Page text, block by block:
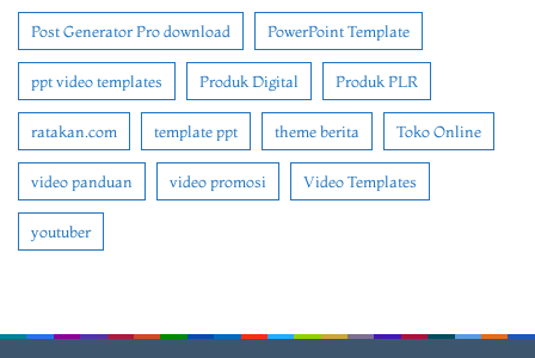
Post Generator Pro download PowerPoint Template
ppt video templates Produk Digital Produk PLR
ratakan.com template ppt theme berita Toko Online
video panduan video promosi Video Templates
youtuber